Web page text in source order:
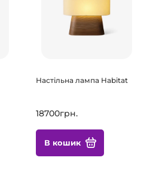
Настільна лампа Habitat
18700грн.
В кошик